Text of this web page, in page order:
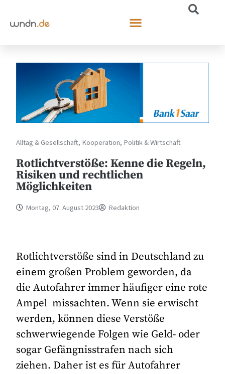
Alltag & Gesellschaft, Kooperation, Politik & Wirtschaft
Rotlichtverstöße: Kenne die Regeln,
Risiken und rechtlichen
Möglichkeiten
Montag, 07. August 2023 Redaktion
Rotlichtverstöße sind in Deutschland zu
einem großen Problem geworden, da
die Autofahrer immer häufiger eine rote
Ampel missachten. Wenn sie erwischt
werden, können diese Verstöße
schwerwiegende Folgen wie Geld- oder
sogar Gefängnisstrafen nach sich
ziehen. Daher ist es für Autofahrer